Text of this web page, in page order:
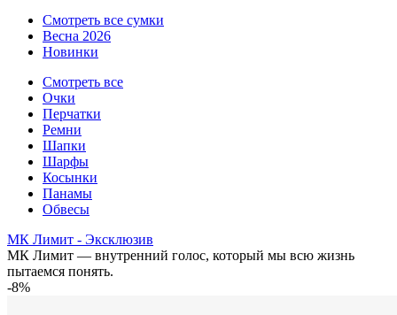
Смотреть все сумки
Весна 2026
Новинки
Смотреть все
Очки
Перчатки
Ремни
Шапки
Шарфы
Косынки
Панамы
Обвесы
МК Лимит - Эксклюзив
МК Лимит — внутренний голос, который мы всю жизнь
пытаемся понять.
-8%